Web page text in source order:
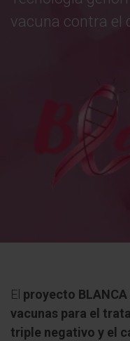
vacuna contra el
El proyecto BLANCA
vacunas para el
triple negativo y el